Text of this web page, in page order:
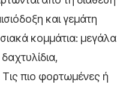
και γεμάτη
κομμάτια: μεγάλα
πιο φορτωμένες ή